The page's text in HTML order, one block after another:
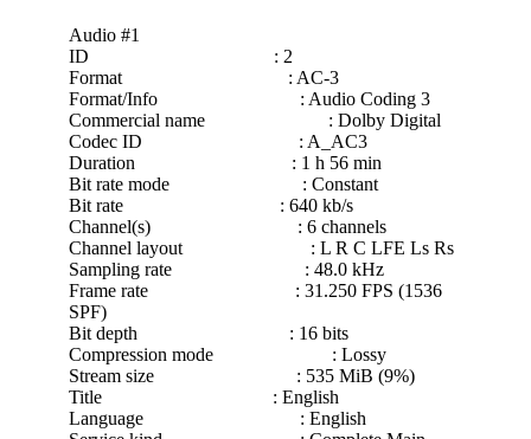
Audio #1
ID : 2
Format : AC-3
Format/Info : Audio Coding 3
Commercial name : Dolby Digital
Codec ID : A_AC3
Duration : 1 h 56 min
Bit rate mode : Constant
Bit rate : 640 kb/s
Channel(s) : 6 channels
Channel layout : L R C LFE Ls Rs
Sampling rate : 48.0 kHz
Frame rate : 31.250 FPS (1536
SPF)
Bit depth : 16 bits
Compression mode : Lossy
Stream size : 535 MiB (9%)
Title : English
Language : English